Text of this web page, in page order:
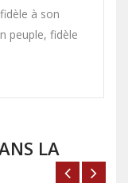
à son
peuple, fidèle
LA